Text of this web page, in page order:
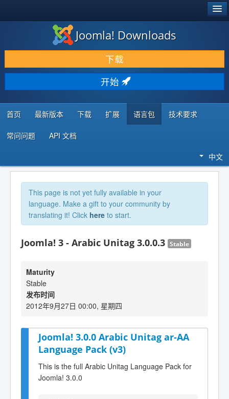
下载 & 扩展
发现 & 学习
社区 & 支持
开发者资源
Joomla! Downloads
下载
开始
首页 最新版本 下载 扩展 语言包 技术要求
常问问题 API 文档
中文
This page is not yet fully available in your
language. Make a gift to your community by
translating it! Click here to start.
Joomla! 3 - Arabic Unitag 3.0.0.3 Stable
Maturity
Stable
发布时间
2012年9月27日 00:00, 星期四
Joomla! 3.0.0 Arabic Unitag ar-AA
Language Pack (v3)
This is the full Arabic Unitag Language Pack for
Joomla! 3.0.0